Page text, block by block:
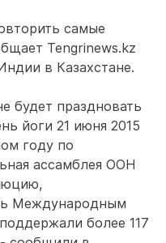
самые
Tengrinews.kz
в Казахстане.
будет праздновать
йоги 21 июня 2015
году по
ассамблея ООН
Международным
более 117